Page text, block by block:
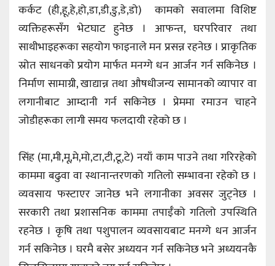
कर्कट (ही,हू,हे,हो,डा,डी,डु,डे,डो) कामको सवालमा विशिष्ट
व्यक्तिहरूसँग भेटघाट हुनेछ । आफन्त, घरपरिवार तथा
साथीभाइहरूका सहयोग फाइनाले मन प्रसन्न रहनेछ । प्राकृतिक
स्रोत साधनको प्रयोग मार्फत मनग्गे धन आर्जन गर्न सकिनेछ ।
निर्माण सामाग्री, खाद्यान्न तथा औषधीजन्य सामानको व्यापार वा
लगानीबाट आम्दानी गर्न सकिनेछ । प्रेममा रमाउन चाहने
जोडीहरूका लागी समय फलदायी रहेको छ ।
सिंह (मा,मी,मू,मे,मो,टा,टी,टू,टे) नयाँ काम पाउने तथा गरिरहेको
काममा बढुवा वा स्थानान्तरणको गतिलो सम्भावना रहेको छ ।
व्यवसाय फस्टाएर जानेछ भने लगानीका अवसर जुट्नेछ ।
सरकारी तथा प्रशासनिक काममा तपाईँको गतिलो उपस्थिति
रहनेछ । कृषि तथा पशुपालन व्यवसायबाट मनग्गे धन आर्जन
गर्न सकिनेछ । घरमै बसेर अध्ययन गर्न सकिनेछ भने अध्ययनकै